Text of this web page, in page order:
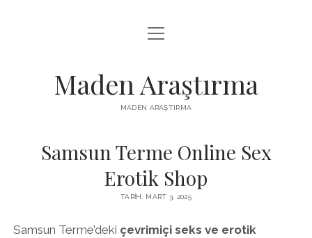
LISTE
SAYFA LISTESI
menüyü
aç
Maden Araştırma
MADEN ARAŞTIRMA
Samsun Terme Online Sex
Erotik Shop
TARIH: MART 3, 2025
Samsun Terme’deki çevrimiçi seks ve erotik